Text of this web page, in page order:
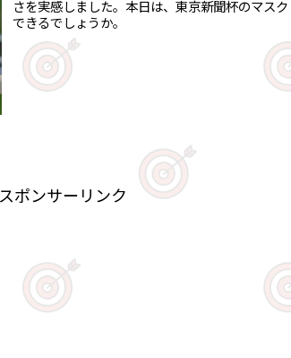
さを実感しました。本日は、東京新聞杯のマス
できるでしょうか。
スポンサーリンク